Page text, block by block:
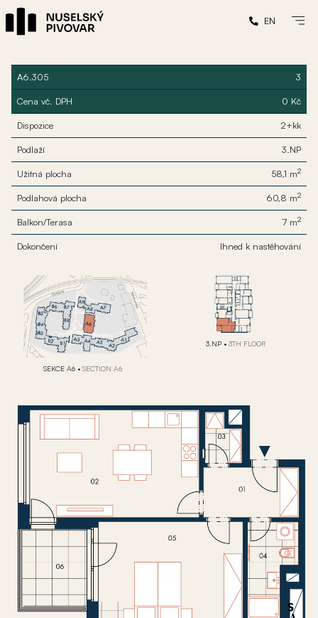
EN
A6.305 3
Cena vč. DPH 0 Kč
Dispozice 2+kk
Podlaží 3.NP
Užitná plocha 58,1 m2
Podlahová plocha 60,8 m2
Balkon/Terasa 7 m2
Dokončení Ihned k nastěhování
SEKCE A6 • SECTION A6
3.NP • 3TH FLOOR